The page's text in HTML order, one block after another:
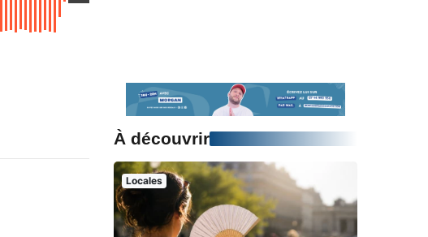
À découvrir
Locales